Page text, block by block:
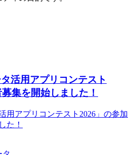
タ活用アプリコンテスト
集を開始しました！
用アプリコンテスト2026」の参加
た！